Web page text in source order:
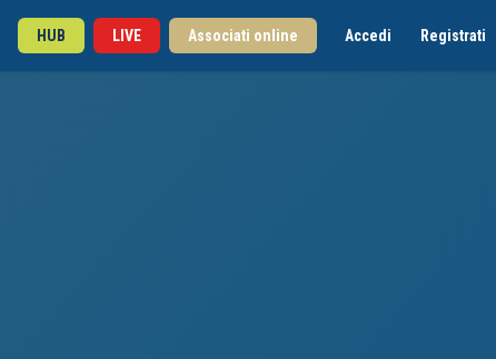
HUB LIVE Associati online Accedi Registrati